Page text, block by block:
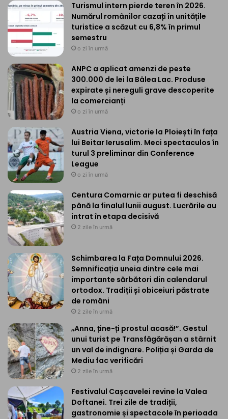
Turismul intern pierde teren în 2026.
Numărul românilor cazați în unitățile
turistice a scăzut cu 6,8% în primul
semestru
o zi în urmă
ANPC a aplicat amenzi de peste
300.000 de lei la Bâlea Lac. Produse
expirate și nereguli grave descoperite
la comercianți
o zi în urmă
Austria Viena, victorie la Ploiești în fața
lui Beitar Ierusalim. Meci spectaculos în
turul 3 preliminar din Conference
League
o zi în urmă
Centura Comarnic ar putea fi deschisă
până la finalul lunii august. Lucrările au
intrat în etapa decisivă
2 zile în urmă
Schimbarea la Fața Domnului 2026.
Semnificația uneia dintre cele mai
importante sărbători din calendarul
ortodox. Tradiții și obiceiuri păstrate
de români
2 zile în urmă
„Anna, ține-ți prostul acasă!”. Gestul
unui turist pe Transfăgărășan a stârnit
un val de indignare. Poliția și Garda de
Mediu fac verificări
2 zile în urmă
Festivalul Cașcavelei revine la Valea
Doftanei. Trei zile de tradiții,
gastronomie și spectacole în perioada